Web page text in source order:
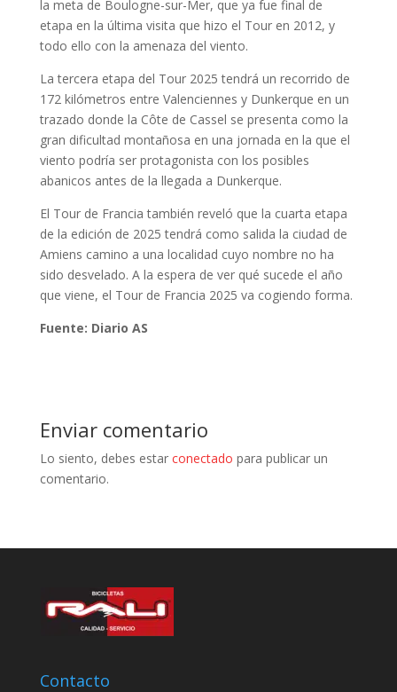
la meta de Boulogne-sur-Mer, que ya fue final de
etapa en la última visita que hizo el Tour en 2012, y
todo ello con la amenaza del viento.
La tercera etapa del Tour 2025 tendrá un recorrido de
172 kilómetros entre Valenciennes y Dunkerque en un
trazado donde la Côte de Cassel se presenta como la
gran dificultad montañosa en una jornada en la que el
viento podría ser protagonista con los posibles
abanicos antes de la llegada a Dunkerque.
El Tour de Francia también reveló que la cuarta etapa
de la edición de 2025 tendrá como salida la ciudad de
Amiens camino a una localidad cuyo nombre no ha
sido desvelado. A la espera de ver qué sucede el año
que viene, el Tour de Francia 2025 va cogiendo forma.
Fuente: Diario AS
Enviar comentario
Lo siento, debes estar conectado para publicar un
comentario.
Contacto